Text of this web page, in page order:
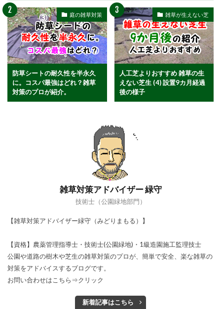
庭の雑草対策
防草シートの耐久性を半永久
に。コスパ最強はどれ？雑草
対策のプロが紹介。
雑草が生えない芝
人工芝よりおすすめ 雑草の生
えない芝生 (4) 設置9カ月経過
後の様子
雑草対策アドバイザー 緑守
技術士（公園緑地部門）
【雑草対策アドバイザー緑守（みどりまもる）】
【資格】農薬管理指導士・技術士(公園緑地)・1級造園施工監理技士
公園や道路の樹木や芝生の雑草対策のプロが、簡単で安全、楽な雑草の
対策をアドバイスするブログです。
お問い合わせはこちら⇒クリック
新着記事はこちら